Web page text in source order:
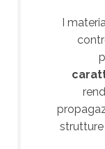
I